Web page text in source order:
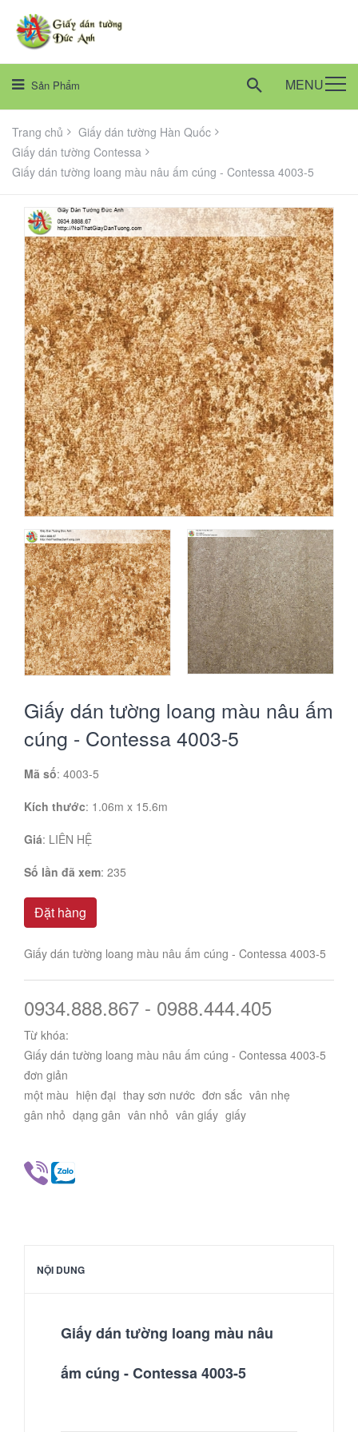
Sản Phẩm MENU
Trang chủ
Giấy dán tường Hàn Quốc
Giấy dán tường Contessa
Giấy dán tường loang màu nâu ấm cúng - Contessa 4003-5
Giấy dán tường loang màu nâu ấm
cúng - Contessa 4003-5
Mã số: 4003-5
Kích thước: 1.06m x 15.6m
Giá: LIÊN HỆ
Số lần đã xem: 235
Đặt hàng
Giấy dán tường loang màu nâu ấm cúng - Contessa 4003-5
0934.888.867 - 0988.444.405
Từ khóa:
Giấy dán tường loang màu nâu ấm cúng - Contessa 4003-5
đơn giản
một màu hiện đại thay sơn nước đơn sắc vân nhẹ
gân nhỏ dạng gân vân nhỏ vân giấy giấy
NỘI DUNG
Giấy dán tường loang màu nâu
ấm cúng - Contessa 4003-5